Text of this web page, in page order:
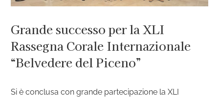
Grande successo per la XLI
Rassegna Corale Internazionale
“Belvedere del Piceno”
Si è conclusa con grande partecipazione la XLI